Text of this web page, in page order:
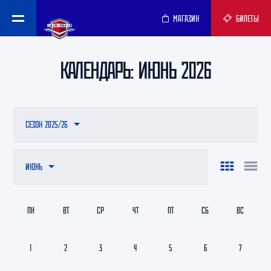
МАГАЗИН БИЛЕТЫ
КАЛЕНДАРЬ: ИЮНЬ 2026
ИЮНЬ
СЕЗОН 2025/26
1 2 3 4 5 6 7
ПН ВТ СР ЧТ ПТ СБ ВС